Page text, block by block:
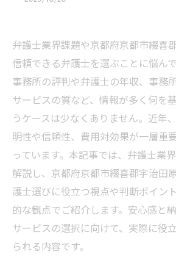
弁護士業界課題や京都府京都市綴喜
信頼できる弁護士を選ぶことに悩ん
事務所の評判や弁護士の年収、事務
サービスの質など、情報が多く何を
うケースは少なくありません。近年
明性や信頼性、費用対効果が一層重
っています。本記事では、弁護士業
解説し、京都府京都市綴喜郡宇治田
護士選びに役立つ視点や判断ポイン
的な観点でご紹介します。安心感と
サービスの選択に向けて、実際に役
られる内容です。